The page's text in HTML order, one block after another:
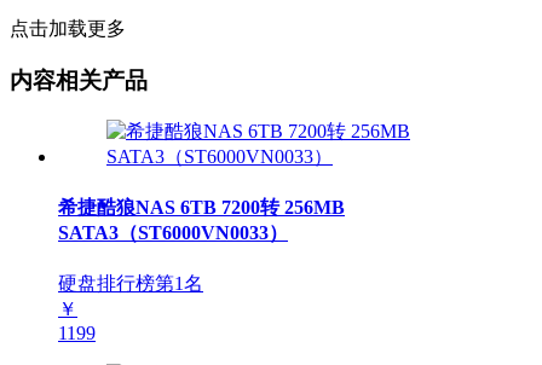
点击加载更多
内容相关产品
希捷酷狼NAS 6TB 7200转 256MB
SATA3（ST6000VN0033）
硬盘排行榜第1名
￥
1199